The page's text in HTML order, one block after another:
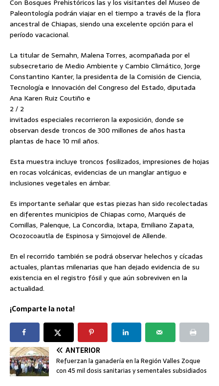
Con Bosques Prehistóricos las y los visitantes del Museo de
Paleontología podrán viajar en el tiempo a través de la flora
ancestral de Chiapas, siendo una excelente opción para el
período vacacional.
La titular de Semahn, Malena Torres, acompañada por el
subsecretario de Medio Ambiente y Cambio Climático, Jorge
Constantino Kanter, la presidenta de la Comisión de Ciencia,
Tecnología e Innovación del Congreso del Estado, diputada
Ana Karen Ruiz Coutiño e
2 / 2
invitados especiales recorrieron la exposición, donde se
observan desde troncos de 300 millones de años hasta
plantas de hace 10 mil años.
Esta muestra incluye troncos fosilizados, impresiones de hojas
en rocas volcánicas, evidencias de un manglar antiguo e
inclusiones vegetales en ámbar.
Es importante señalar que estas piezas han sido recolectadas
en diferentes municipios de Chiapas como, Marqués de
Comillas, Palenque, La Concordia, Ixtapa, Emiliano Zapata,
Ocozocoautla de Espinosa y Simojovel de Allende.
En el recorrido también se podrá observar helechos y cícadas
actuales, plantas milenarias que han dejado evidencia de su
existencia en el registro fósil y que aún sobreviven en la
actualidad.
¡Comparte la nota!
ANTERIOR
Refuerzan la ganadería en la Región Valles Zoque
con 45 mil dosis sanitarias y sementales subsidiados